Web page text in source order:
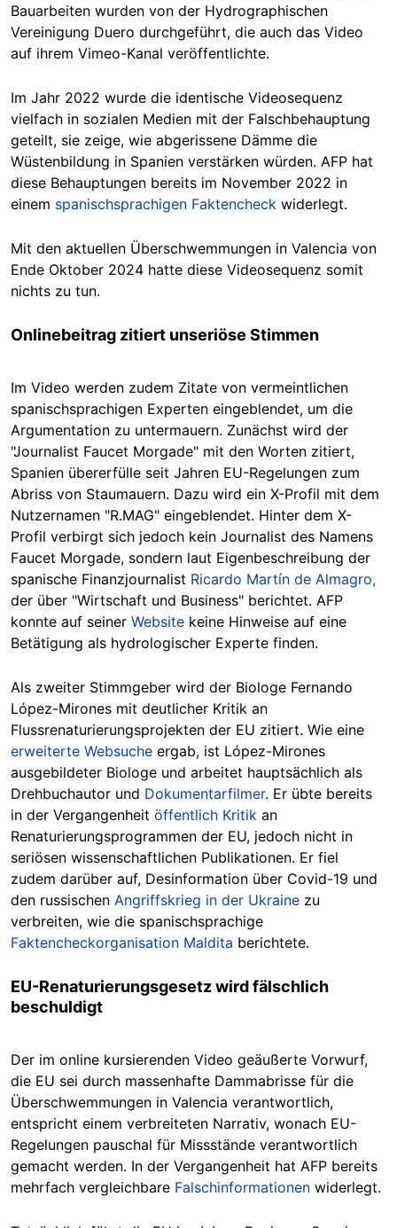
Bauarbeiten wurden von der Hydrographischen
Vereinigung Duero durchgeführt, die auch das Video
auf ihrem Vimeo-Kanal veröffentlichte.
Im Jahr 2022 wurde die identische Videosequenz
vielfach in sozialen Medien mit der Falschbehauptung
geteilt, sie zeige, wie abgerissene Dämme die
Wüstenbildung in Spanien verstärken würden. AFP hat
diese Behauptungen bereits im November 2022 in
einem spanischsprachigen Faktencheck widerlegt.
Mit den aktuellen Überschwemmungen in Valencia von
Ende Oktober 2024 hatte diese Videosequenz somit
nichts zu tun.
Onlinebeitrag zitiert unseriöse Stimmen
Im Video werden zudem Zitate von vermeintlichen
spanischsprachigen Experten eingeblendet, um die
Argumentation zu untermauern. Zunächst wird der
"Journalist Faucet Morgade" mit den Worten zitiert,
Spanien übererfülle seit Jahren EU-Regelungen zum
Abriss von Staumauern. Dazu wird ein X-Profil mit dem
Nutzernamen "R.MAG" eingeblendet. Hinter dem X-
Profil verbirgt sich jedoch kein Journalist des Namens
Faucet Morgade, sondern laut Eigenbeschreibung der
spanische Finanzjournalist Ricardo Martín de Almagro,
der über "Wirtschaft und Business" berichtet. AFP
konnte auf seiner Website keine Hinweise auf eine
Betätigung als hydrologischer Experte finden.
Als zweiter Stimmgeber wird der Biologe Fernando
López-Mirones mit deutlicher Kritik an
Flussrenaturierungsprojekten der EU zitiert. Wie eine
erweiterte Websuche ergab, ist López-Mirones
ausgebildeter Biologe und arbeitet hauptsächlich als
Drehbuchautor und Dokumentarfilmer. Er übte bereits
in der Vergangenheit öffentlich Kritik an
Renaturierungsprogrammen der EU, jedoch nicht in
seriösen wissenschaftlichen Publikationen. Er fiel
zudem darüber auf, Desinformation über Covid-19 und
den russischen Angriffskrieg in der Ukraine zu
verbreiten, wie die spanischsprachige
Faktencheckorganisation Maldita berichtete.
EU-Renaturierungsgesetz wird fälschlich
beschuldigt
Der im online kursierenden Video geäußerte Vorwurf,
die EU sei durch massenhafte Dammabrisse für die
Überschwemmungen in Valencia verantwortlich,
entspricht einem verbreiteten Narrativ, wonach EU-
Regelungen pauschal für Missstände verantwortlich
gemacht werden. In der Vergangenheit hat AFP bereits
mehrfach vergleichbare Falschinformationen widerlegt.